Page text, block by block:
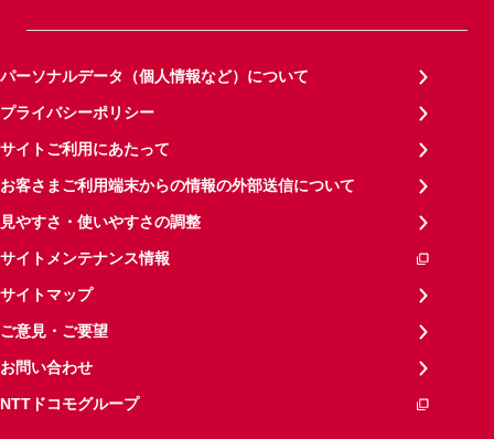
パーソナルデータ（個人情報など）について
プライバシーポリシー
サイトご利用にあたって
お客さまご利用端末からの情報の外部送信について
見やすさ・使いやすさの調整
サイトメンテナンス情報
サイトマップ
ご意見・ご要望
お問い合わせ
NTTドコモグループ